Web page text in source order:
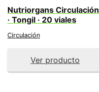
Nutriorgans Circulación
· Tongil · 20 viales
Circulación
Ver producto